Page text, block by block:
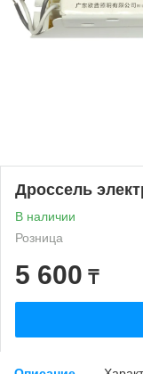
Дроссель
В наличии
Розница
5 600 ₸